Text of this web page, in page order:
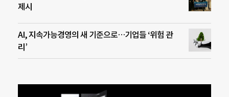
제시
AI, 지속가능경영의 새 기준으로…기업들 ‘위험 관
리’